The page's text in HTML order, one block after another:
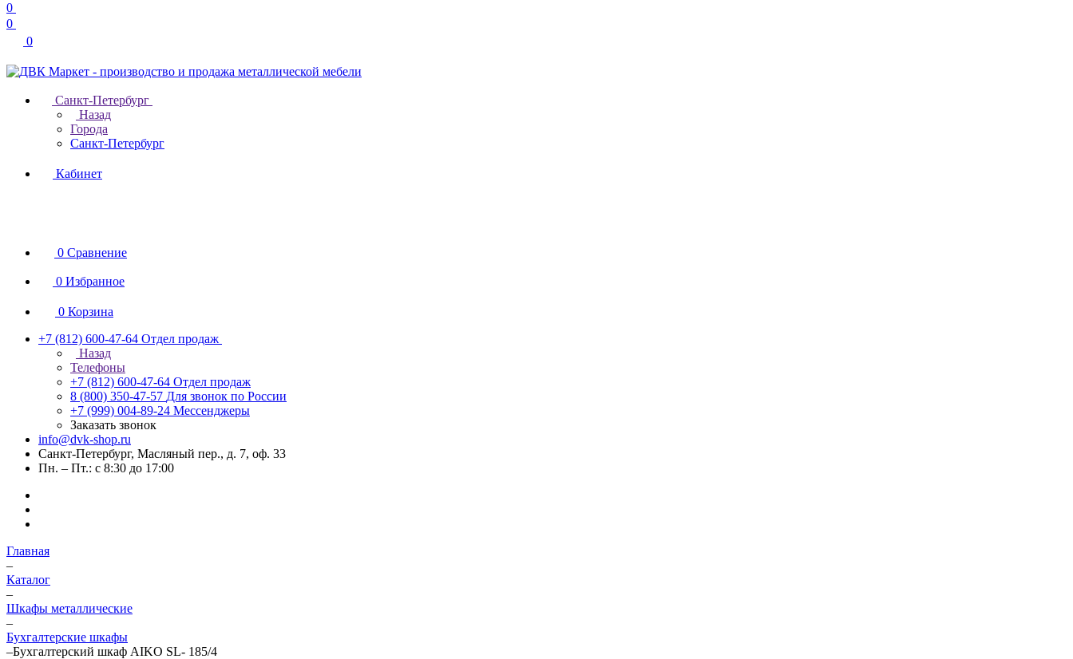
0
0
0
Санкт-Петербург
Назад
Города
Санкт-Петербург
Кабинет
0 Сравнение
0 Избранное
0 Корзина
+7 (812) 600-47-64 Отдел продаж
Назад
Телефоны
+7 (812) 600-47-64 Отдел продаж
8 (800) 350-47-57 Для звонок по России
+7 (999) 004-89-24 Мессенджеры
Заказать звонок
info@dvk-shop.ru
Санкт-Петербург, Масляный пер., д. 7, оф. 33
Пн. – Пт.: с 8:30 до 17:00
Главная
–
Каталог
–
Шкафы металлические
–
Бухгалтерские шкафы
–Бухгалтерский шкаф AIKO SL- 185/4